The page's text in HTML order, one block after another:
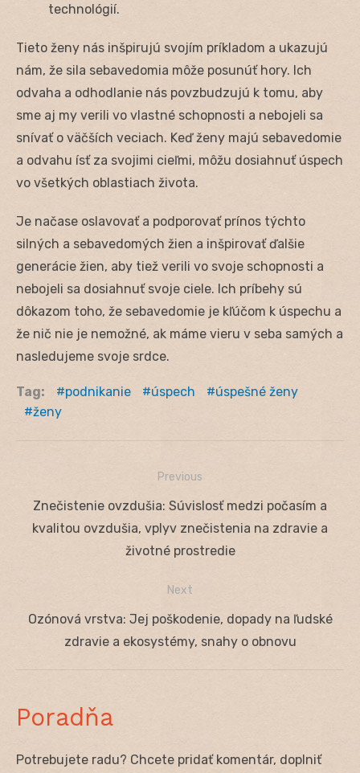
technológií.
Tieto ženy nás inšpirujú svojím príkladom a ukazujú
nám, že sila sebavedomia môže posunúť hory. Ich
odvaha a odhodlanie nás povzbudzujú k tomu, aby
sme aj my verili vo vlastné schopnosti a nebojeli sa
snívať o väčších veciach. Keď ženy majú sebavedomie
a odvahu ísť za svojimi cieľmi, môžu dosiahnuť úspech
vo všetkých oblastiach života.
Je načase oslavovať a podporovať prínos týchto
silných a sebavedomých žien a inšpirovať ďalšie
generácie žien, aby tiež verili vo svoje schopnosti a
nebojeli sa dosiahnuť svoje ciele. Ich príbehy sú
dôkazom toho, že sebavedomie je kľúčom k úspechu a
že nič nie je nemožné, ak máme vieru v seba samých a
nasledujeme svoje srdce.
Tag: podnikanie úspech
úspešné ženy
ženy
Navigácia
Previous
Previous
post:
Znečistenie ovzdušia: Súvislosť medzi počasím a
kvalitou ovzdušia, vplyv znečistenia na zdravie a
životné prostredie
Next
Next
Ozónová vrstva: Jej poškodenie, dopady na ľudské
zdravie a ekosystémy, snahy o obnovu
Poradňa
Potrebujete radu? Chcete pridať komentár, doplniť